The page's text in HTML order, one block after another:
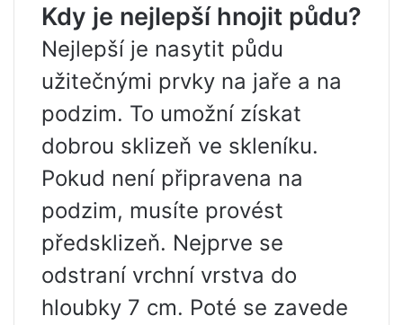
Kdy je nejlepší hnojit půdu?
Nejlepší je nasytit půdu
užitečnými prvky na jaře a na
podzim. To umožní získat
dobrou sklizeň ve skleníku.
Pokud není připravena na
podzim, musíte provést
předsklizeň. Nejprve se
odstraní vrchní vrstva do
hloubky 7 cm. Poté se zavede